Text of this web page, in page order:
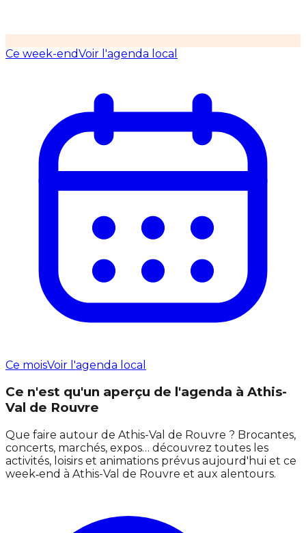
Ce week-endVoir l'agenda local
Ce moisVoir l'agenda local
Ce n'est qu'un aperçu de l'agenda à Athis-
Val de Rouvre
Que faire autour de Athis-Val de Rouvre ? Brocantes,
concerts, marchés, expos… découvrez toutes les
activités, loisirs et animations prévus aujourd'hui et ce
week‑end à Athis-Val de Rouvre et aux alentours.